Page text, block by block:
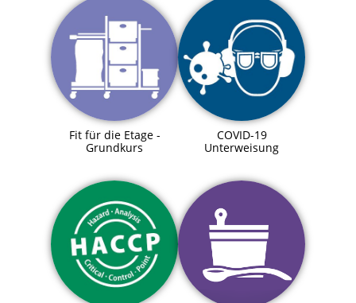
Fit für die Etage -
Grundkurs
COVID-19
Unterweisung